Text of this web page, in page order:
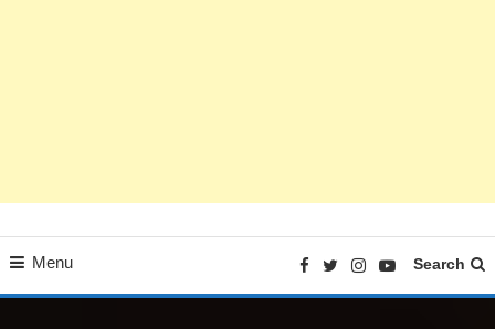
Menu Search